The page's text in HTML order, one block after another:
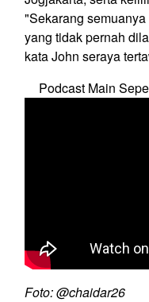
"Sekarang
yang tidak pernah
kata John seraya
Podcast Main
Foto: @chaidar26